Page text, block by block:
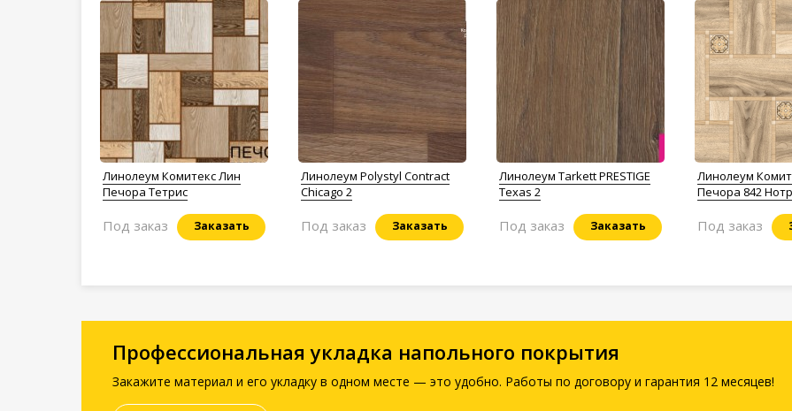
Линолеум Комитекс Лин
Печора Тетрис
Заказать
Под заказ
Линолеум Polystyl Contract
Chicago 2
Заказать
Под заказ
Линолеум Tarkett PRESTIGE
Texas 2
Заказать
Под заказ
Линолеум
Печора 842
Под заказ
Профессиональная укладка напольного покрытия
Закажите материал и его укладку в одном месте — это удобно. Работы по договору и гарантия 12 месяцев!